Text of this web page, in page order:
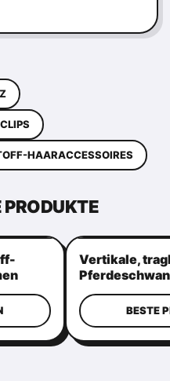
HAARACCESSOIRES
Vertikale,
Mehrzweck-
BESTE